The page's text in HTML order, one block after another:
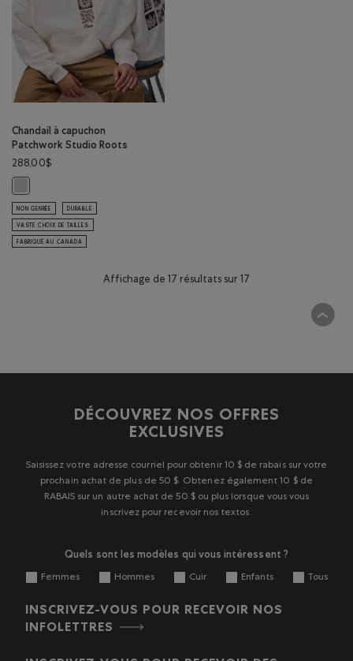
Chandail à capuchon
Patchwork Studio Roots
288,00$
NON GENRÉE DURABLE
VASTE CHOIX DE TAILLES
FABRIQUÉ AU CANADA
Affichage de 17 résultats sur 17
DÉCOUVREZ NOS OFFRES
EXCLUSIVES
Saisissez votre adresse courriel pour obtenir 10 $ de rabais sur votre
prochain achat de plus de 50 $. Obtenez également 10 $ de
RABAIS sur un autre achat de 50 $ ou plus lorsque vous vous
inscrivez pour recevoir nos textos.
Quels sont les modèles qui vous intéressent ?
Femmes Hommes Cuir Enfants Tous
INSCRIVEZ-VOUS POUR RECEVOIR NOS
INFOLETTRES